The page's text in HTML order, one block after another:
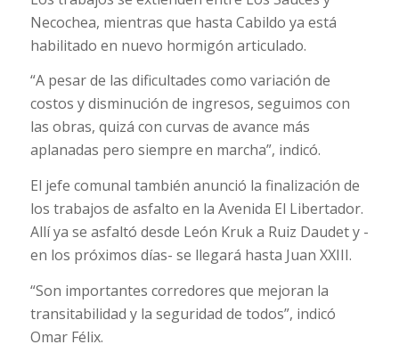
Necochea, mientras que hasta Cabildo ya está
habilitado en nuevo hormigón articulado.
“A pesar de las dificultades como variación de
costos y disminución de ingresos, seguimos con
las obras, quizá con curvas de avance más
aplanadas pero siempre en marcha”, indicó.
El jefe comunal también anunció la finalización de
los trabajos de asfalto en la Avenida El Libertador.
Allí ya se asfaltó desde León Kruk a Ruiz Daudet y -
en los próximos días- se llegará hasta Juan XXIII.
“Son importantes corredores que mejoran la
transitabilidad y la seguridad de todos”, indicó
Omar Félix.